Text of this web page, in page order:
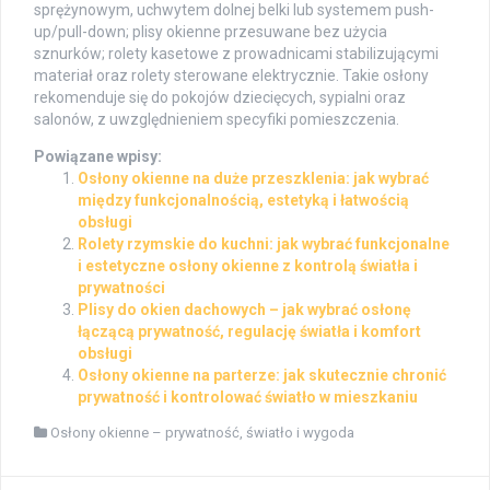
sprężynowym, uchwytem dolnej belki lub systemem push-
up/pull-down; plisy okienne przesuwane bez użycia
sznurków; rolety kasetowe z prowadnicami stabilizującymi
materiał oraz rolety sterowane elektrycznie. Takie osłony
rekomenduje się do pokojów dziecięcych, sypialni oraz
salonów, z uwzględnieniem specyfiki pomieszczenia.
Powiązane wpisy:
Osłony okienne na duże przeszklenia: jak wybrać
między funkcjonalnością, estetyką i łatwością
obsługi
Rolety rzymskie do kuchni: jak wybrać funkcjonalne
i estetyczne osłony okienne z kontrolą światła i
prywatności
Plisy do okien dachowych – jak wybrać osłonę
łączącą prywatność, regulację światła i komfort
obsługi
Osłony okienne na parterze: jak skutecznie chronić
prywatność i kontrolować światło w mieszkaniu
Osłony okienne – prywatność, światło i wygoda